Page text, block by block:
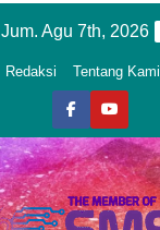
Jum. Agu 7th, 2026
Redaksi Tentang Kami